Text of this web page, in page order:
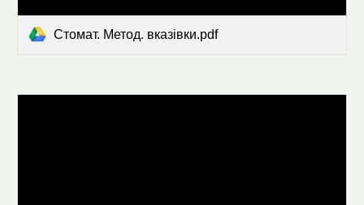
Стомат. Метод. вказівки.pdf